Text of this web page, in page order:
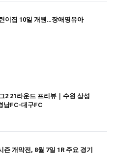
이집 10일 개원…장애영유아
2 21라운드 프리뷰｜수원 삼성
남FC-대구FC
즌 개막전, 8월 7일 1R 주요 경기